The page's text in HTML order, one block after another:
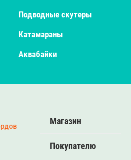
Подводные скутеры
Катамараны
Аквабайки
Магазин
Покупателю